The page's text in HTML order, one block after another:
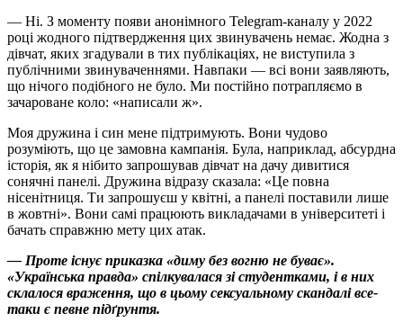
— Ні. З моменту появи анонімного Telegram-каналу у 2022
році жодного підтвердження цих звинувачень немає. Жодна з
дівчат, яких згадували в тих публікаціях, не виступила з
публічними звинуваченнями. Навпаки — всі вони заявляють,
що нічого подібного не було. Ми постійно потрапляємо в
зачароване коло: «написали ж».
Моя дружина і син мене підтримують. Вони чудово
розуміють, що це замовна кампанія. Була, наприклад, абсурдна
історія, як я нібито запрошував дівчат на дачу дивитися
сонячні панелі. Дружина відразу сказала: «Це повна
нісенітниця. Ти запрошуєш у квітні, а панелі поставили лише
в жовтні». Вони самі працюють викладачами в університеті і
бачать справжню мету цих атак.
— Проте існує приказка «диму без вогню не буває».
«Українська правда» спілкувалася зі студентками, і в них
склалося враження, що в цьому сексуальному скандалі все-
таки є певне підґрунтя.